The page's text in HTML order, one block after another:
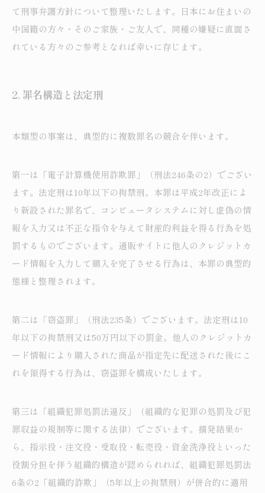
て刑事弁護方針について整理いたします。日本にお住まいの
中国籍の方々・そのご家族・ご友人で、同種の嫌疑に直面さ
れている方々のご参考となれば幸いに存じます。
2. 罪名構造と法定刑
本類型の事案は、典型的に複数罪名の競合を伴います。
第一は「電子計算機使用詐欺罪」（刑法246条の2）でござい
ます。法定刑は10年以下の拘禁刑。本罪は平成2年改正によ
り新設された罪名で、コンピュータシステムに対し虚偽の情
報を入力又は不正な指令を与えて財産的利益を得る行為を処
罰するものでございます。通販サイトに他人のクレジットカ
ード情報を入力して購入を完了させる行為は、本罪の典型的
態様と整理されます。
第二は「窃盗罪」（刑法235条）でございます。法定刑は10
年以下の拘禁刑又は50万円以下の罰金。他人のクレジットカ
ード情報により購入された商品が指定先に配送された後にこ
れを領得する行為は、窃盗罪を構成いたします。
第三は「組織犯罪処罰法違反」（組織的な犯罪の処罰及び犯
罪収益の規制等に関する法律）でございます。摘発結果か
ら、指示役・注文役・受取役・転売役・資金洗浄役といった
役割分担を伴う組織的構造が認められれば、組織犯罪処罰法
6条の2「組織的詐欺」（5年以上の拘禁刑）が併合的に適用